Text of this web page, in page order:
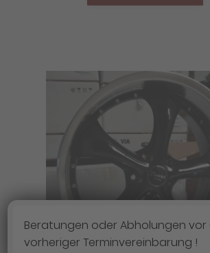
Beratungen oder Abholungen
vorheriger Terminvereinbarung !